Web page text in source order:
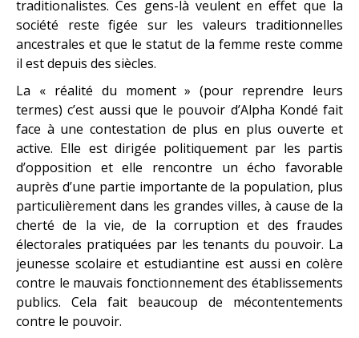
traditionalistes. Ces gens-là veulent en effet que la
société reste figée sur les valeurs traditionnelles
ancestrales et que le statut de la femme reste comme
il est depuis des siècles.
La « réalité du moment » (pour reprendre leurs
termes) c’est aussi que le pouvoir d’Alpha Kondé fait
face à une contestation de plus en plus ouverte et
active. Elle est dirigée politiquement par les partis
d’opposition et elle rencontre un écho favorable
auprès d’une partie importante de la population, plus
particulièrement dans les grandes villes, à cause de la
cherté de la vie, de la corruption et des fraudes
électorales pratiquées par les tenants du pouvoir. La
jeunesse scolaire et estudiantine est aussi en colère
contre le mauvais fonctionnement des établissements
publics. Cela fait beaucoup de mécontentements
contre le pouvoir.